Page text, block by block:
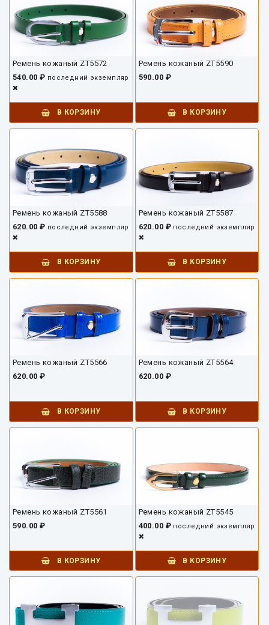
Ремень кожаный ZT5572
540.00 ₽ последний экземпляр
В КОРЗИНУ
Ремень кожаный ZT5590
590.00 ₽
В КОРЗИНУ
Ремень кожаный ZT5588
620.00 ₽ последний экземпляр
В КОРЗИНУ
Ремень кожаный ZT5587
620.00 ₽ последний экземпляр
В КОРЗИНУ
Ремень кожаный ZT5566
620.00 ₽
В КОРЗИНУ
Ремень кожаный ZT5564
620.00 ₽
В КОРЗИНУ
Ремень кожаный ZT5561
590.00 ₽
В КОРЗИНУ
Ремень кожаный ZT5545
400.00 ₽ последний экземпляр
В КОРЗИНУ